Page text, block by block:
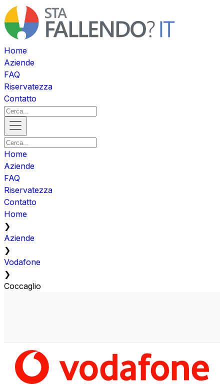
Home
Aziende
FAQ
Riservatezza
Contatto
Home
Aziende
FAQ
Riservatezza
Contatto
Home
❯
Aziende
❯
Vodafone
❯
Coccaglio